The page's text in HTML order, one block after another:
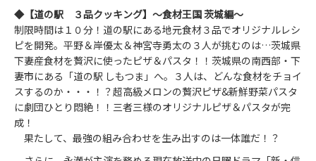
◆【道の駅 ３品クッキング】～食材王国 茨城編～
制限時間は１０分！道の駅にある地元食材３品でオリジナルレシ
ピを開発。平野＆岸優太＆神宮寺勇太の３人が挑むのは…茨城県
下妻産食材を贅沢に使ったピザ＆パスタ！！茨城県の南西部・下
妻市にある「道の駅 しもつま」へ。３人は、どんな食材をチョイ
スするのか・・・！？超高級メロンの贅沢ピザ&新鮮野菜パスタ
に劇団ひとり悶絶！！三者三様のオリジナルピザ＆パスタが完
成！
果たして、最強の組み合わせを生み出すのは一体誰だ！？